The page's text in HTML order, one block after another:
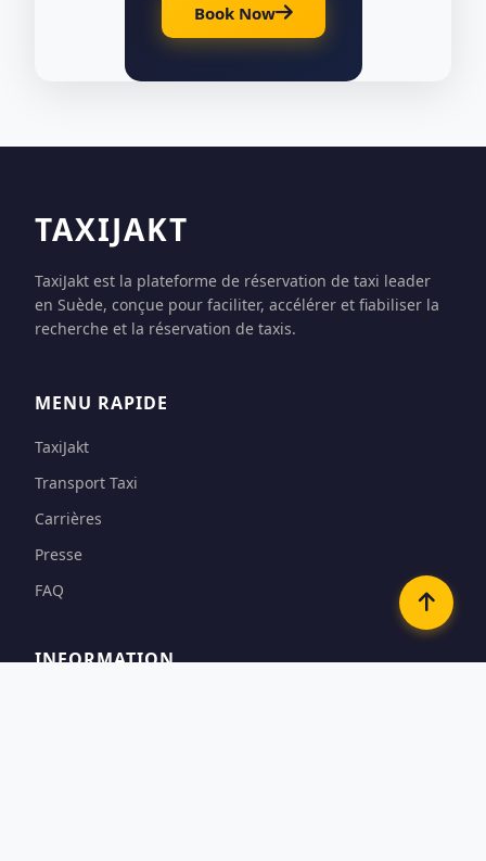
Book Now
TAXIJAKT
TaxiJakt est la plateforme de réservation de taxi leader
en Suède, conçue pour faciliter, accélérer et fiabiliser la
recherche et la réservation de taxis.
MENU RAPIDE
TaxiJakt
Transport Taxi
Carrières
Presse
FAQ
INFORMATION